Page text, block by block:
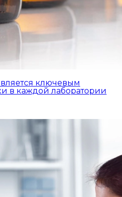
ключевым
в каждой лаборатории